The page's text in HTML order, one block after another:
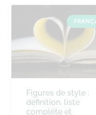
Figures de style :
définition, liste
complète et